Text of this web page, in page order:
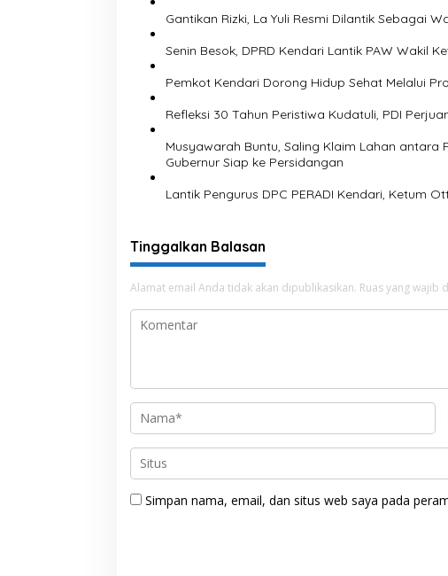
s
i
p
s
Gantikan Rizki, La Yuli Resmi Dilantik Sebagai
Senin Besok, DPRD Kendari Lantik PAW Wakil
Pemkot Kendari Dorong Hidup Sehat Melalui
Refleksi 30 Tahun Peristiwa Kudatuli, PDI
Musyawarah Buntu, Saling Klaim Lahan
Gubernur Siap ke Persidangan
Lantik Pengurus DPC PERADI Kendari, Ketum
Tinggalkan Balasan
Alamat email Anda tidak akan dipublikasikan. Ruas yang wajib
Simpan nama, email, dan situs web saya pada